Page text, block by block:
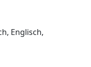
Englisch,